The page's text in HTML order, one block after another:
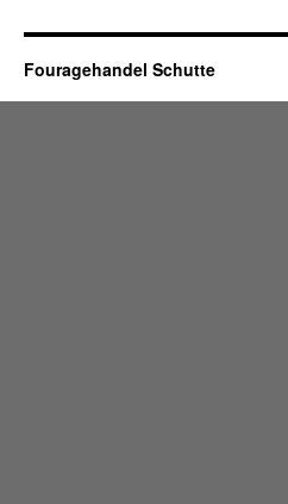
Fouragehandel Schutte